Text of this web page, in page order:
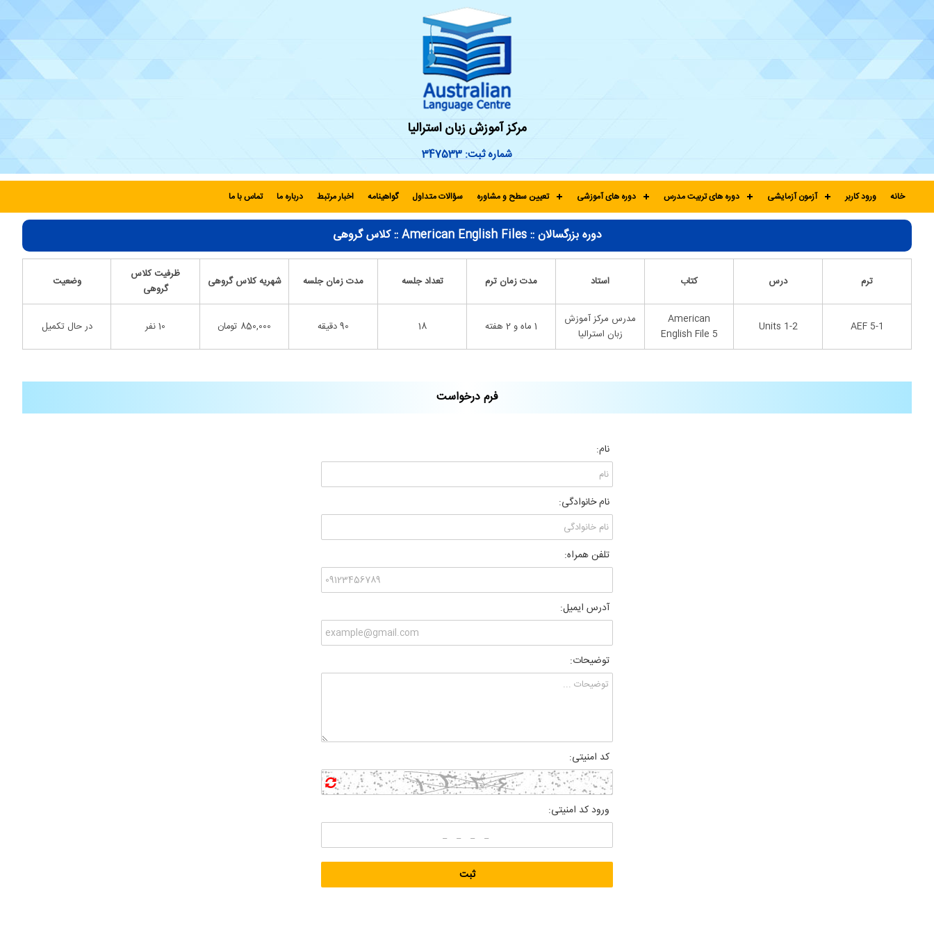
مرکز آموزش زبان استرالیا
شماره ثبت: 347533
خانه ورود کاربر آزمون آزمایشی دوره های تربیت مدرس دوره های آموزشی تعیین سطح و مشاوره سؤالات متداول گواهینامه اخبار مرتبط درباره ما تماس با ما
دوره بزرگسالان :: American English Files :: کلاس گروهی
ترم درس کتاب استاد مدت زمان ترم تعداد جلسه مدت زمان جلسه شهریه کلاس گروهی
ظرفیت کلاس
گروهی
وضعیت
AEF 5-1
Units 1-2
American
English File 5
مدرس مرکز آموزش
زبان استرالیا
1 ماه و 2 هفته 18 90 دقیقه 850,000 تومان 10 نفر در حال تکمیل
فرم درخواست
نام:
نام خانوادگی:
تلفن همراه:
آدرس ایمیل:
توضیحات:
کد امنیتی:
ورود کد امنیتی: